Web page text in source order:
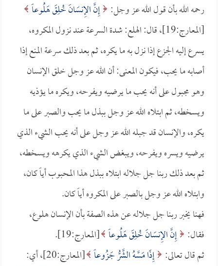
رحمه الله بأن قول الله عز وجل: إِنَّ الإِنسَانَ خُلِقَ هَلُوعاً
[المعارج:19]، قال: الهلع: شدة السرعة عند نزول المكروه،
يسرع إليه الجزع إذا نزل به ما يكره، ثم بعد ذلك سرعة المنع إذا
أصابه ما يحب، فيكون المعنى: أن الله عز وجل خلق الإنسان
وهو مجبول على أنه يحب ما يرضيه ويفرحه، ويكره ما يؤذيه
ويسخطه، ثم ابتلاه الله عز وجل ببذل ما يحب والصبر على ما
يكره، والإنسان قد جبله الله عز وجل على أنه يحب الشيء الذي
يرضيه ويسره ويفرحه، ويبغض الشيء الذي يكرهه ويسخطه،
ثم بعد ذلك ربنا جل جلاله ابتلاه ببذل هذا المحبوب أياً كان،
وابتلاه الله عز وجل بالصبر على المكروه أياً كان.
فهنا يخبر ربنا جل جلاله عن هذه الصفة بأن الإنسان هلوع،
فقال: إِنَّ الإِنسَانَ خُلِقَ هَلُوعاً [المعارج:19].
ثم قال تعالى: إِذَا مَسَّهُ الشَّرُّ جَزُوعاً
[المعارج:20]، أي: